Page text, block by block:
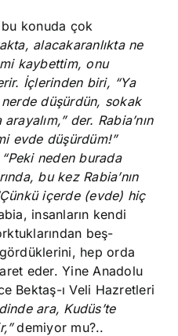
bu konuda çok
alacakaranlıkta ne
kaybettim, onu
İçlerinden biri, “Ya
düşürdün, sokak
der. Rabia’nın
evde düşürdüm!”
“Peki neden burada
bu kez Rabia’nın
içerde (evde) hiç
insanların kendi
beş-
hep orda
eder. Yine Anadolu
Bektaş-ı Veli Hazretleri
ara, Kudüs’te
demiyor mu?..